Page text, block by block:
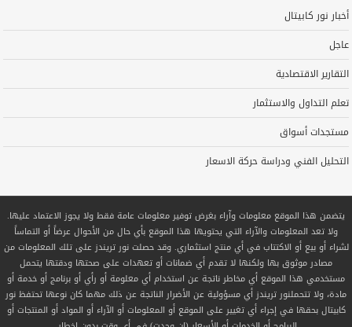
أخبار نور كابيتال
عاجل
التقارير الاقتصادية
تعلم التداول والاستثمار
مستجدات أسواق
التحليل الفني ودراسة حركة الاسعار
يتضمن هذا الموقع معلومات وآراء بغرض توفير معلومات عامة فقط ولا يجوز الاعتماد عليها.
ولا تعد المعلومات والآراء التي يحتويها هذا الموقع بأي حال من الأحوال عرضاً أو التماساً
لشراء أو بيع أو الاكتتاب في أي منتج استثماري. وقد حصلت نور تريندز على تلك المعلومات من
مصادر موثوق بها ولكنها لا تقدم أي ضمانات أو تعهدات على صحتها ودقتها يتحمل
مستخدمي هذا الموقع أي مخاطر ناتجة عن استخدام أي معلومة أو رأي أو برنامج أو خدمة أو
مادة، ولا تتحملنور تريندز أي مسؤولية عن الأضرار الناتجة عن ذلك مهما كان نوعها تحتفظ نور
كابيتال بحقها في إجراء أي تغيير على الموقع أو المعلومات أو الآراء أو المواد أو المنتجات أو